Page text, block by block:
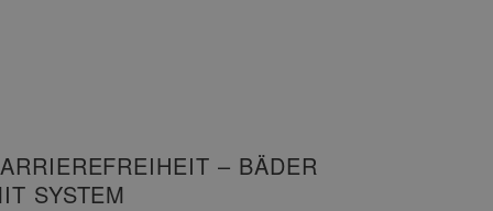
– BÄDER
SYSTEM